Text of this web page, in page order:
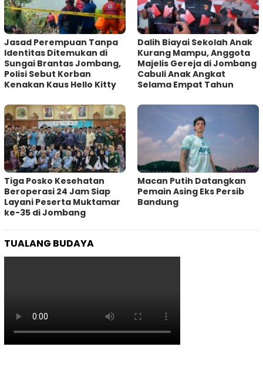
Jasad Perempuan Tanpa
Identitas Ditemukan di
Sungai Brantas Jombang,
Polisi Sebut Korban
Kenakan Kaus Hello Kitty
Dalih Biayai Sekolah Anak
Kurang Mampu, Anggota
Majelis Gereja di Jombang
Cabuli Anak Angkat
Selama Empat Tahun
Tiga Posko Kesehatan
Beroperasi 24 Jam Siap
Layani Peserta Muktamar
ke-35 di Jombang
Macan Putih Datangkan
Pemain Asing Eks Persib
Bandung
TUALANG BUDAYA